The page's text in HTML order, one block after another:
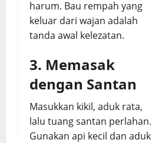
harum. Bau rempah yang
keluar dari wajan adalah
tanda awal kelezatan.
3. Memasak
dengan Santan
Masukkan kikil, aduk rata,
lalu tuang santan perlahan.
Gunakan api kecil dan aduk